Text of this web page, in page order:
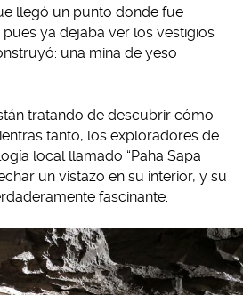
llegó un punto donde fue
ya dejaba ver los vestigios
una mina de yeso
tratando de descubrir cómo
tanto, los exploradores de
local llamado “Paha Sapa
un vistazo en su interior, y su
fascinante.